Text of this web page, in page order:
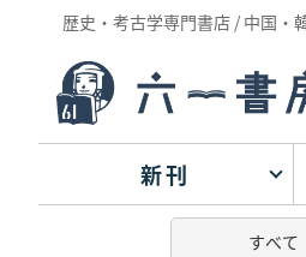
歴史・考古学専門書店 / 中国・
新刊